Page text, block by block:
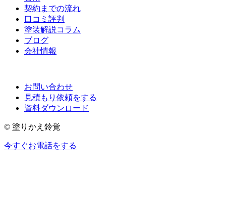
契約までの流れ
口コミ評判
塗装解説コラム
ブログ
会社情報
お問い合わせ
見積もり依頼をする
資料ダウンロード
© 塗りかえ鈴覚
今すぐお電話をする